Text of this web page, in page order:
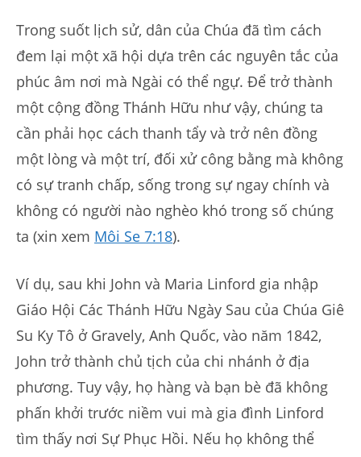
Trong suốt lịch sử, dân của Chúa đã tìm cách
đem lại một xã hội dựa trên các nguyên tắc của
phúc âm nơi mà Ngài có thể ngự. Để trở thành
một cộng đồng Thánh Hữu như vậy, chúng ta
cần phải học cách thanh tẩy và trở nên đồng
một lòng và một trí, đối xử công bằng mà không
có sự tranh chấp, sống trong sự ngay chính và
không có người nào nghèo khó trong số chúng
ta (xin xem Môi Se 7:18).
Ví dụ, sau khi John và Maria Linford gia nhập
Giáo Hội Các Thánh Hữu Ngày Sau của Chúa Giê
Su Ky Tô ở Gravely, Anh Quốc, vào năm 1842,
John trở thành chủ tịch của chi nhánh ở địa
phương. Tuy vậy, họ hàng và bạn bè đã không
phấn khởi trước niềm vui mà gia đình Linford
tìm thấy nơi Sự Phục Hồi. Nếu họ không thể